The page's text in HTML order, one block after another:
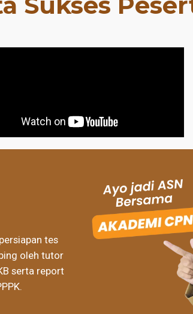
tes
oleh tutor
serta report